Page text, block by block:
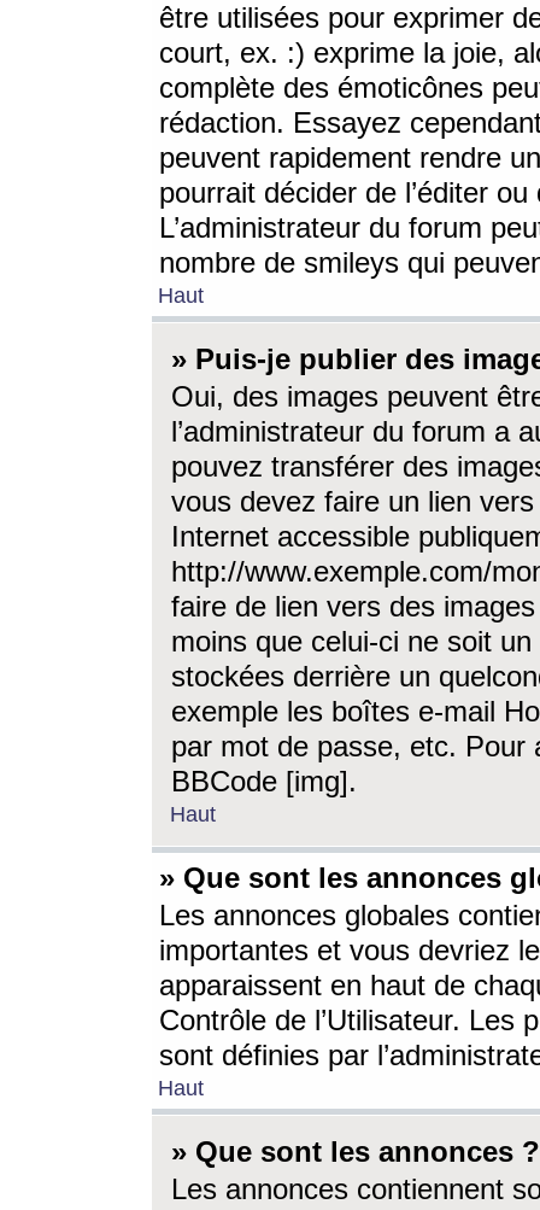
être utilisées pour exprimer
court, ex. :) exprime la joie,
complète des émoticônes
rédaction. Essayez
peuvent rapidement rendre
pourrait décider de l’éditer
L’administrateur du forum
nombre de smileys qui
Haut
» Puis-je publier des
Oui, des images peuvent
l’administrateur du forum a
pouvez transférer des
vous devez faire un lien
Internet accessible
http://www.exemple.com/
faire de lien vers des
moins que celui-ci ne soit
stockées derrière un
exemple les boîtes e-mail
par mot de passe, etc. Pour
BBCode [img].
Haut
» Que sont les annonces
Les annonces globales
importantes et vous devriez
apparaissent en haut de
Contrôle de l’Utilisateur. Les
sont définies par
Haut
» Que sont les annonces ?
Les annonces contiennent